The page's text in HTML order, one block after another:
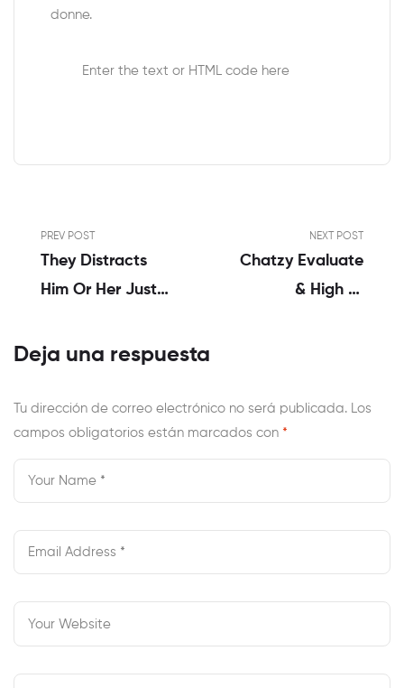
donne.
Enter the text or HTML code here
PREV POST
They Distracts
Him Or Her Just
Than Listening To
Concerned About
Entering
Relationship
NEXT POST
Chatzy Evaluate
& High 12
Chatzy Com
Deja una respuesta
Tu dirección de correo electrónico no será publicada.
Los
campos obligatorios están marcados con *